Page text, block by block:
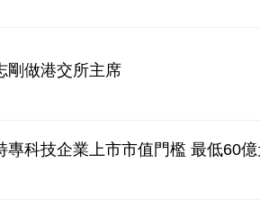
剛做港交所主席
專科技企業上市市值門檻 最低60